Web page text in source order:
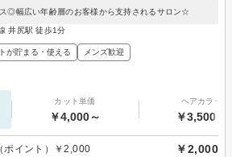
◎幅広い年齢層のお客様から支持されるサロン☆
井尻駅 徒歩1分
が貯まる・使える メンズ歓迎
カット単価
￥4,000～
ヘアカラー
￥3,500～
ポイント）￥2,000 ￥2,000